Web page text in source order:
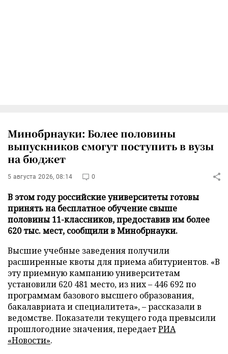
Минобрнауки: Более половины
выпускников смогут поступить в вузы
на бюджет
5 августа 2026, 08:14 0
В этом году российские университеты готовы
принять на бесплатное обучение свыше
половины 11-классников, предоставив им более
620 тыс. мест, сообщили в Минобрнауки.
Высшие учебные заведения получили
расширенные квоты для приема абитуриентов. «В
эту приемную кампанию университетам
установили 620 481 место, из них – 446 692 по
программам базового высшего образования,
бакалавриата и специалитета», – рассказали в
ведомстве. Показатели текущего года превысили
прошлогодние значения, передаетРИА
«Новости».